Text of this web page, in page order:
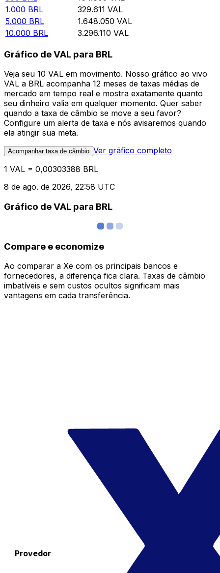
1.000 BRL 329.611 VAL
5.000 BRL 1.648.050 VAL
10.000 BRL 3.296.110 VAL
Gráfico de VAL para BRL
Veja seu 10 VAL em movimento. Nosso gráfico ao vivo
VAL a BRL acompanha 12 meses de taxas médias de
mercado em tempo real e mostra exatamente quanto
seu dinheiro valia em qualquer momento. Quer saber
quando a taxa de câmbio se move a seu favor?
Configure um alerta de taxa e nós avisaremos quando
ela atingir sua meta.
Acompanhar taxa de câmbio Ver gráfico completo
1 VAL = 0,00303388 BRL
8 de ago. de 2026, 22:58 UTC
Gráfico de VAL para BRL
Compare e economize
Ao comparar a Xe com os principais bancos e
fornecedores, a diferença fica clara. Taxas de câmbio
imbatíveis e sem custos ocultos significam mais
vantagens em cada transferência.
Provedor